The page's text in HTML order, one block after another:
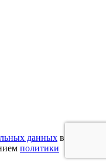
данных в
политики